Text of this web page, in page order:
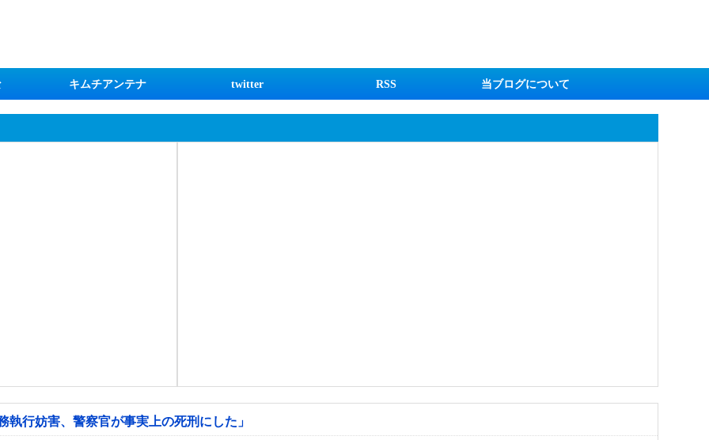
キムチアンテナ twitter RSS 当ブログについて
行妨害、警察官が事実上の死刑にした」